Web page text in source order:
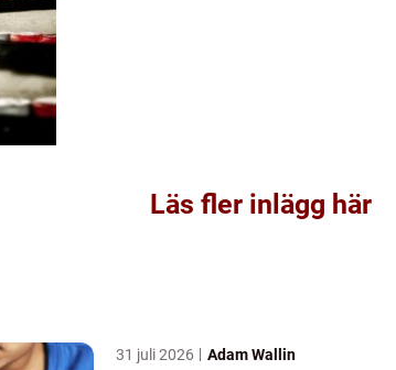
Läs fler inlägg här
31 juli 2026 Adam Wallin